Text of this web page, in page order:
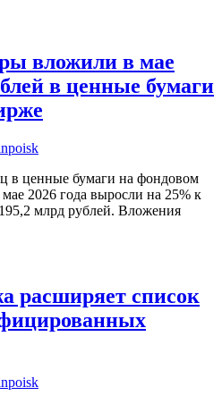
вложили в мае
в ценные бумаги
в ценные бумаги на фондовом
2026 года выросли на 25% к
млрд рублей. Вложения
расширяет список